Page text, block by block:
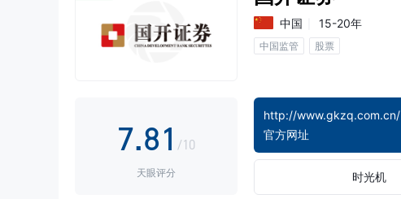
4
5
7.
5
6
8
9
1
2
/10
天眼评分
中国 15-20年
中国监管 股票
http://www.gkzq.com.cn/
官方网址
时光机